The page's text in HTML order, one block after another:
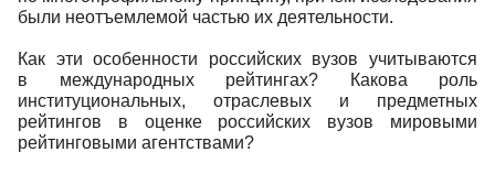
были неотъемлемой частью их деятельности.
Как эти особенности российских вузов учитываются
в международных рейтингах? Какова роль
институциональных, отраслевых и предметных
рейтингов в оценке российских вузов мировыми
рейтинговыми агентствами?